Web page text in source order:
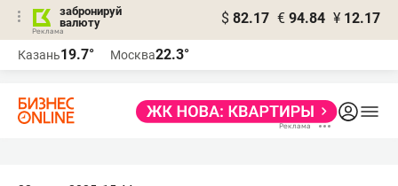
забронируй
валюту
$ 82.17 € 94.84 ¥ 12.17
Казань19.7° Москва22.3°